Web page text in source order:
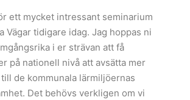
ett mycket intressant seminarium
Vägar tidigare idag. Jag hoppas ni
i er strävan att få
på nationell nivå att avsätta mer
de kommunala lärmiljöernas
Det behövs verkligen om vi